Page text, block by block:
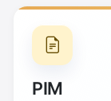
PIM